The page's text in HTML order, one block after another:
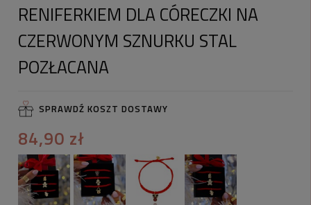
RENIFERKIEM DLA CÓRECZKI NA
CZERWONYM SZNURKU STAL
POZŁACANA
SPRAWDŹ KOSZT DOSTAWY
84,90 zł